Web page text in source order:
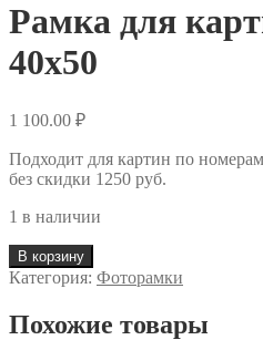
Рамка для
40х50
1 100.00 ₽
Подходит для картин по
без скидки 1250 руб.
1 в наличии
В корзину
Категория: Фоторамки
Похожие товары